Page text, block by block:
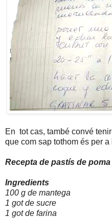
En tot cas, també convé
que com sap tothom és per
Recepta de pastís de
Ingredients
100 g de mantega
1 got de sucre
1 got de farina